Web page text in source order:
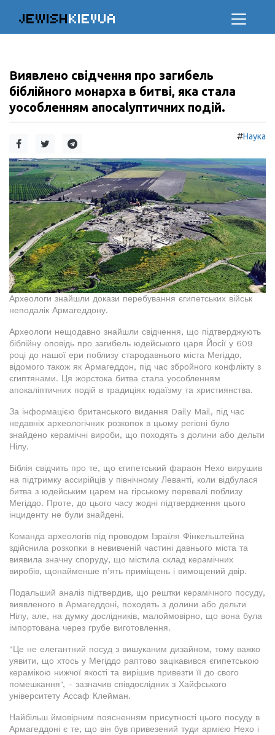
JEWISHKIEVUA
Виявлено свідчення про загибель
біблійного монарха в битві, яка стала
уособленням апocalyптичних подій.
#Наука
Археологи знайшли докази перебування єгипетських військ
неподалік Армагеддону.
Археологи нещодавно знайшли свідчення, що підтверджують
біблійну оповідь про загибель юдейського царя Йосії у 609
році до нашої ери поблизу стародавнього міста Мегіддо,
відомого також як Армагеддон, під час збройного конфлікту з
єгиптянами. Ця жорстока битва стала уособленням
апокаліптичних подій в традиціях юдаїзму та християнства.
За інформацією британського видання Daily Mail, під час
недавніх археологічних розкопок в цьому регіоні було
знайдено керамічні вироби, що походять з долини або дельти
Нілу.
Біблія свідчить про те, що єгипетський фараон Нехо вирушив
на підтримку ассирійців у північному Леванті, коли відбулася
битва з юдейським царем на гірському перевалі поблизу
Мегіддо. Проте, до цього часу жодні підтвердження цього
інциденту не були знайдені.
Команда археологів під проводом Ізраїля Фінкельштейна
здійснила розкопки в невивченій частині давнього міста та
виявила значну споруду, що містила склад керамічних
виробів, щонайменше п’ять приміщень і вимощений двір.
Подальший аналіз підтвердив, що рештки керамічного посуду,
виявленого в Армагеддоні, походять з долини або дельти
Нілу, але, на думку дослідників, малоймовірно, що вона була
імпортована через грубе виготовлення.
"Це не елегантний посуд з вишуканим дизайном, тому важко
уявити, що хтось у Мегіддо раптово зацікавився єгипетською
керамікою нижчої якості та вирішив привезти її до свого
помешкання", - зазначив співдослідник з Хайфського
університету Ассаф Клейман.
Найбільш ймовірним поясненням присутності цього посуду в
Армагеддоні є те, що він був привезений туди армією Нехо і